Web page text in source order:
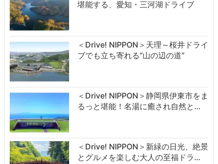
堪能する、愛知・三河湖ドライブ
＜Drive! NIPPON＞天理～桜井ドライ
ブでも立ち寄れる“山の辺の道”
＜Drive! NIPPON＞静岡県伊東市をま
るっと堪能！名湯に癒され自然と…
＜Drive! NIPPON＞新緑の日光、絶景
とグルメを楽しむ大人の至福ドラ…